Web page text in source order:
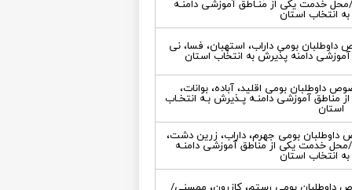
خدمت یکی از منـاطق آموزشی دامنـه
انتخاب استان
بومی داراب، استهبان، فسا، نی
دامنه پذیرش به انتخاب استان
بومی اقلید، آباده، بوانات،
مناطق آموزشی دامنـه پـذیرش بـه انتخـاب
استان
بومی جهرم، داراب، زرین دشت،
محل خدمت یکی از مناطق آموزشی دامنـه
انتخاب استان